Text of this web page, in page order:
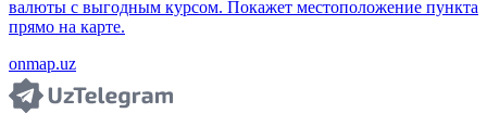
валюты с выгодным курсом. Покажет местоположение пункта
прямо на карте.
onmap.uz